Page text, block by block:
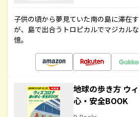
子供の頃から夢見ていた南の島に滞在
が、島で出合うトロピカルでマジカル
憶。
地球の歩き方 ウ
心・安全BOOK